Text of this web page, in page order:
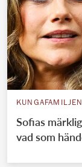
KUNGAFAMILJEN
Sofias
vad som